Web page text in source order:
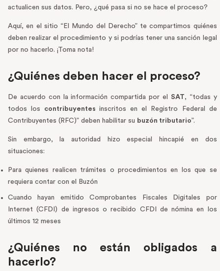
actualicen sus datos. Pero, ¿qué pasa si no se hace el proceso?
Aquí, en el sitio “El Mundo del Derecho” te compartimos quiénes
deben realizar el procedimiento y si podrías tener una sanción legal
por no hacerlo. ¡Toma nota!
¿Quiénes deben hacer el proceso?
De acuerdo con la información compartida por el SAT, “todas y
todos los contribuyentesinscritos en el Registro Federal de
Contribuyentes (RFC)” deben habilitar su buzón tributario”.
Sin embargo, la autoridad hizo especial hincapié en dos
situaciones:
Para quienes realicen trámites o procedimientos en los que se
requiera contar con el Buzón
Cuando hayan emitido Comprobantes Fiscales Digitales por
Internet (CFDI) de ingresos o recibido CFDI de nómina en los
últimos 12 meses
¿Quiénes no están obligados a
hacerlo?